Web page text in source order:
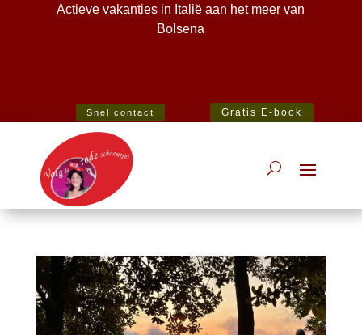
Actieve vakanties in Italië aan het meer van
Bolsena
Snel contact Gratis E-book